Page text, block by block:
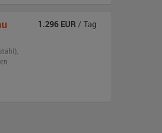
,
1.296 EUR / Tag